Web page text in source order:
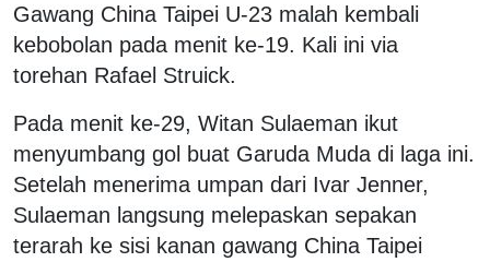
Gawang China Taipei U-23 malah kembali
kebobolan pada menit ke-19. Kali ini via
torehan Rafael Struick.
Pada menit ke-29, Witan Sulaeman ikut
menyumbang gol buat Garuda Muda di laga ini.
Setelah menerima umpan dari Ivar Jenner,
Sulaeman langsung melepaskan sepakan
terarah ke sisi kanan gawang China Taipei